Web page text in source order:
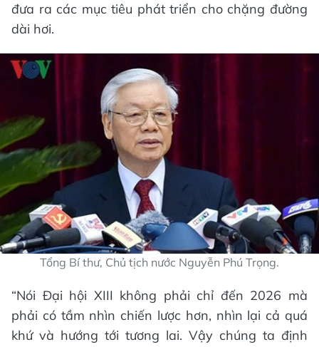
đưa ra các mục tiêu phát triển cho chặng đường
dài hơi.
Tổng Bí thư, Chủ tịch nước Nguyễn Phú Trọng.
“Nói Đại hội XIII không phải chỉ đến 2026 mà
phải có tầm nhìn chiến lược hơn, nhìn lại cả quá
khứ và hướng tới tương lai. Vậy chúng ta định